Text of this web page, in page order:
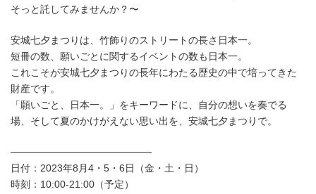
そっと託してみませんか？〜
安城七夕まつりは、竹飾りのストリートの長さ日本一。
短冊の数、願いごとに関するイベントの数も日本一。
これこそが安城七夕まつりの長年にわたる歴史の中で培ってきた
財産です。
「願いごと、日本一。」をキーワードに、自分の想いを奏でる
場、そして夏のかけがえない思い出を、安城七夕まつりで。
────────────────────
日付：2023年8月4・5・6日（金・土・日）
時刻：10:00-21:00（予定）